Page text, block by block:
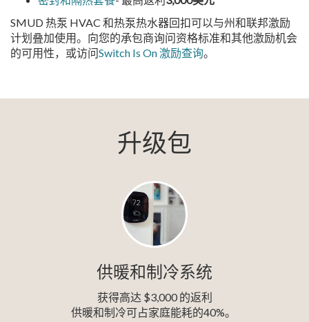
SMUD 热泵 HVAC 和热泵热水器回扣可以与州和联邦激励
计划叠加使用。向您的承包商询问资格标准和其他激励机会
的可用性，或访问Switch Is On 激励查询。
升级包
供暖和制冷系统
获得高达 $3,000 的返利
供暖和制冷可占家庭能耗的40%。